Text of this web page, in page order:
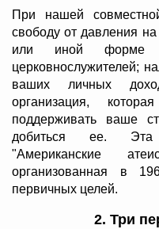
При нашей
свободу от давления
или иной форме
церковнослужителей;
ваших личных
организация,
поддерживать ваше
добиться ее. Эта
"Американские
организованная в
первичных целей.
2. Три